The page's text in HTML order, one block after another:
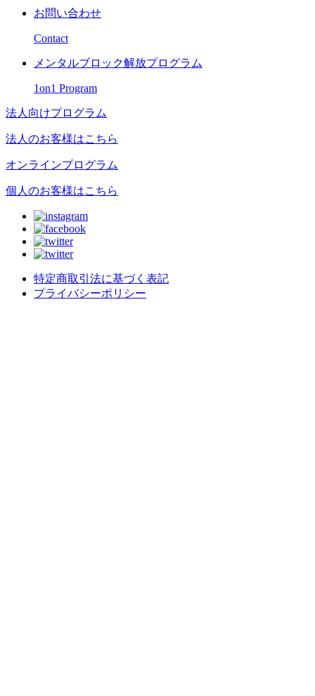
お問い合わせ
Contact
メンタルブロック解放プログラム
1on1 Program
法人向けプログラム
法人のお客様はこちら
オンラインプログラム
個人のお客様はこちら
特定商取引法に基づく表記
プライバシーポリシー